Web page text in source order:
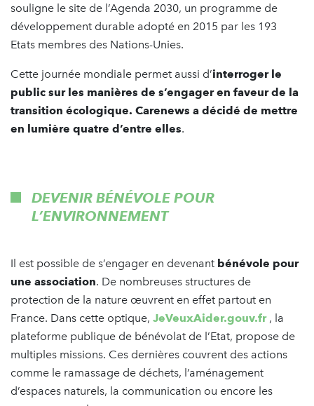
souligne le site de l’Agenda 2030, un programme de
développement durable adopté en 2015 par les 193
Etats membres des Nations-Unies.
Cette journée mondiale permet aussi d’interroger le
public sur les manières de s’engager en faveur de la
transition écologique. Carenews a décidé de mettre
en lumière quatre d’entre elles.
DEVENIR BÉNÉVOLE POUR
L’ENVIRONNEMENT
Il est possible de s’engager en devenant bénévole pour
une association. De nombreuses structures de
protection de la nature œuvrent en effet partout en
France. Dans cette optique, JeVeuxAider.gouv.fr, la
plateforme publique de bénévolat de l’Etat, propose de
multiples missions. Ces dernières couvrent des actions
comme le ramassage de déchets, l’aménagement
d’espaces naturels, la communication ou encore les